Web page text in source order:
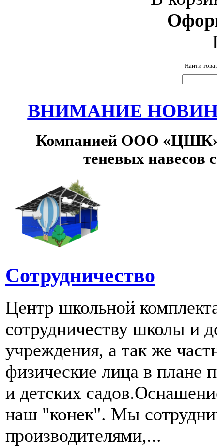
Найти
ВНИМАНИЕ
Компанией ООО «ЦШК»
теневых навесов
Сотрудничество
Центр школьной
сотрудничеству школы и
учреждения, а так же
физические лица в плане
и детских
наш "конек". Мы
производителями,...